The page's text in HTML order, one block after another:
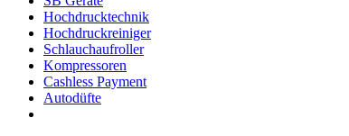
Hochdrucktechnik
Hochdruckreiniger
Schlauchaufroller
Kompressoren
Cashless Payment
Autodüfte